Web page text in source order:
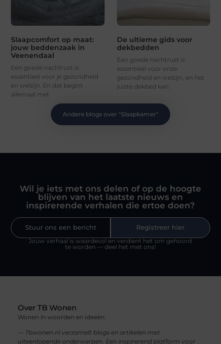
Slaapcomfort op maat:
jouw beddenzaak in
Veenendaal
Een goede nachtrust is
essentieel voor je gezondheid
en welzijn. En dat begint
allemaal met
De ultieme gids voor
dekbedden
Een goede nachtrust is
essentieel voor onze
gezondheid en welzijn, en het
juiste dekbed kan
Andere blogs over "Slaapkamer"
Wil je iets met ons delen of op de hoogte
blijven van het laatste nieuws en
inspirerende verhalen die ertoe doen?
Stuur ons een bericht
Registreer hier
Jouw verhaal is waardevol en verdient het om gehoord
te worden — deel het met ons!
Over TB Wonen
Wonen in woorden en ideeën.
— Tbwonen.nl verzamelt blogs en artikelen met
uiteenlopende onderwerpen. Een inspirerend platform voor